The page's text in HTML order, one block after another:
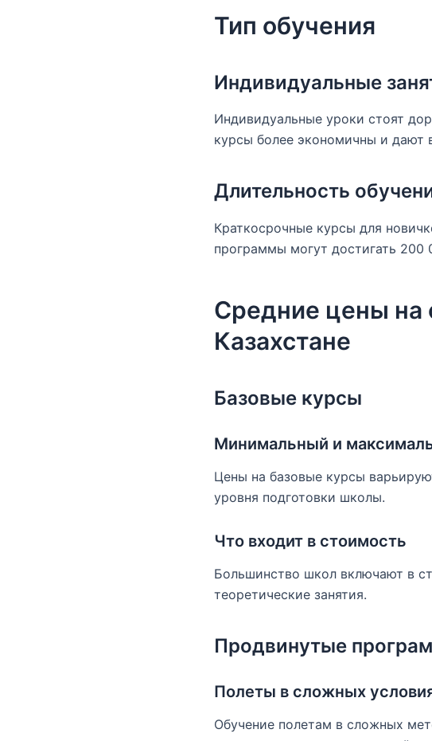
Тип обучения
Индивидуальные
Индивидуальные уроки стоят
курсы более экономичны и дают
Длительность
Краткосрочные курсы для
программы могут достигать 200
Средние цены на
Казахстане
Базовые курсы
Минимальный и
Цены на базовые курсы
уровня подготовки школы.
Что входит в стоимость
Большинство школ включают в
теоретические занятия.
Продвинутые
Полеты в сложных
Обучение полетам в сложных